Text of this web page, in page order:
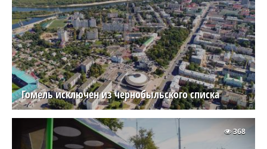
Гомель исключен из чернобыльского списка
368